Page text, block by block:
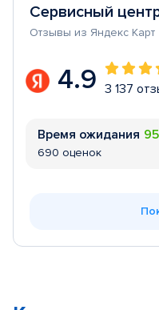
Сервисный
Отзывы из Яндекс Карт
4.9 3 137
Время ожидания
690 оценок